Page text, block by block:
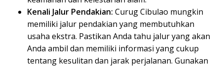
Kenali Jalur Pendakian: Curug Cibulao mungkin
memiliki jalur pendakian yang membutuhkan
usaha ekstra. Pastikan Anda tahu jalur yang akan
Anda ambil dan memiliki informasi yang cukup
tentang kesulitan dan jarak perjalanan. Gunakan